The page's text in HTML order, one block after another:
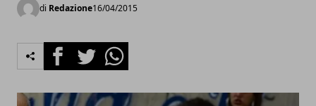
di Redazione16/04/2015
FacebookTwitterWhatsapp